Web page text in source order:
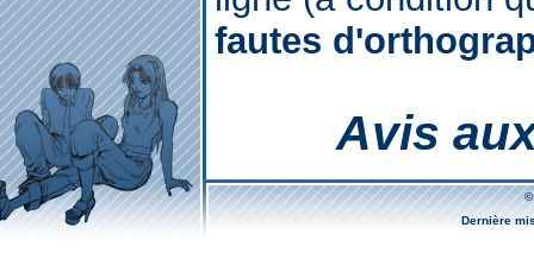
fautes
Avis
©
Dernière